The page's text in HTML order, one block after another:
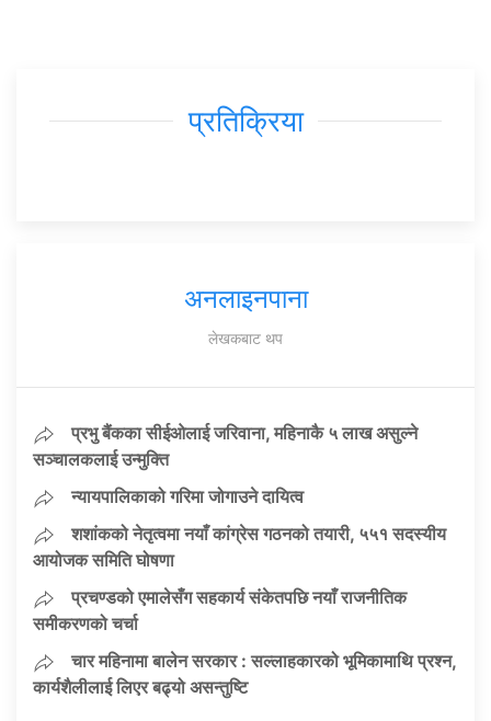
प्रतिक्रिया
अनलाइनपाना
लेखकबाट थप
प्रभु बैंकका सीईओलाई जरिवाना, महिनाकै ५ लाख असुल्ने
सञ्चालकलाई उन्मुक्ति
न्यायपालिकाको गरिमा जोगाउने दायित्व
शशांकको नेतृत्वमा नयाँ कांग्रेस गठनको तयारी, ५५१ सदस्यीय
आयोजक समिति घोषणा
प्रचण्डको एमालेसँग सहकार्य संकेतपछि नयाँ राजनीतिक
समीकरणको चर्चा
चार महिनामा बालेन सरकार : सल्लाहकारको भूमिकामाथि प्रश्न,
कार्यशैलीलाई लिएर बढ्यो असन्तुष्टि